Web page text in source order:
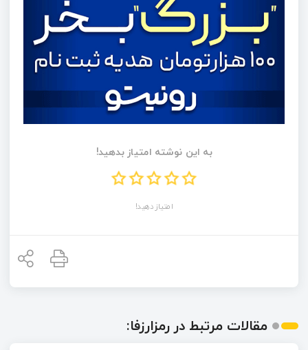
به این نوشته امتیاز بدهید!
امتیاز دهید!
مقالات مرتبط در رمزارزفا: